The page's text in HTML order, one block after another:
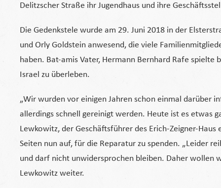
Delitzscher Straße ihr Jugendhaus und ihre
Die Gedenkstele wurde am 29. Juni 2018 in der
und Orly Goldstein anwesend, die viele
haben. Bat-amis Vater, Hermann Bernhard Rafe spielte
Israel zu überleben.
„Wir wurden vor einigen Jahren schon einmal darüber
allerdings schnell gereinigt werden. Heute ist es etwas
Lewkowitz, der Geschäftsführer des Erich-Zeigner-
Seiten nun auf, für die Reparatur zu spenden. „Leider
und darf nicht unwidersprochen bleiben. Daher wollen
Lewkowitz weiter.